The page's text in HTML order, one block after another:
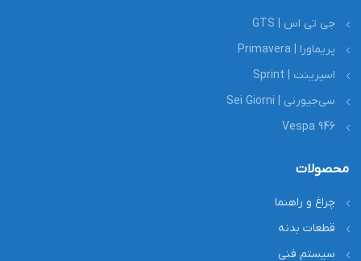
جی تی اس | GTS
پریماورا | Primavera
اسپرینت | Sprint
سی‌جیورنی | Sei Giorni
Vespa 946
محصولات
چراغ و راهنما
قطعات بدنه
سیستم فنی